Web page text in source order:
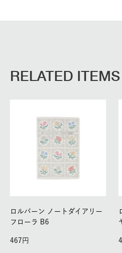
RELATED ITEMS
ロルバーン ノートダイアリー
フローラ B6
467